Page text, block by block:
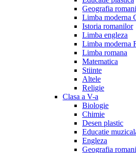
Geografia
Limba moderna
Istoria romanilor
Limba engleza
Limba moderna
Limba romana
Matematica
Stiinte
Altele
Religie
Clasa a V-a
Biologie
Chimie
Desen plastic
Educatie
Engleza
Geografia